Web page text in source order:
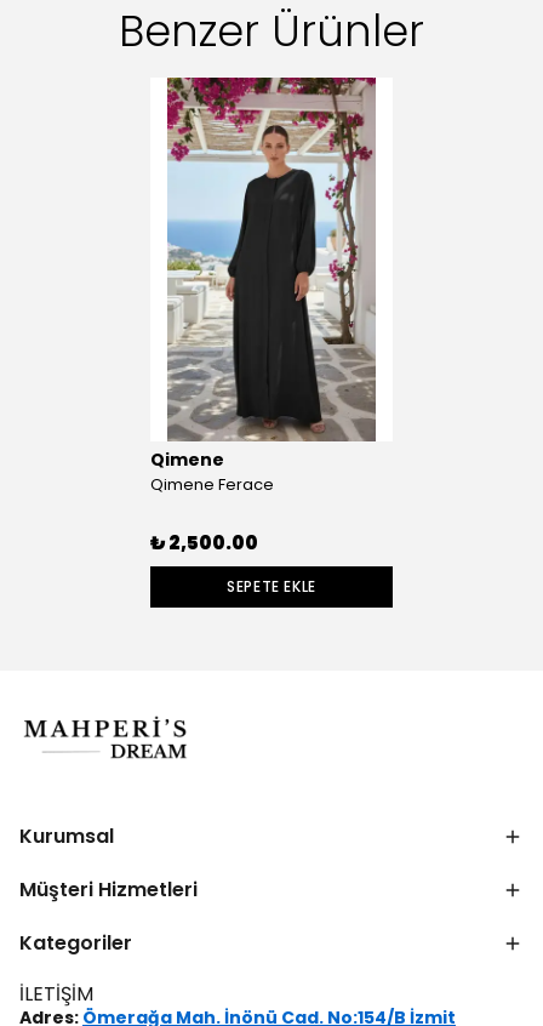
Benzer Ürünler
Qimene
Qimene Ferace
₺ 2,500.00
SEPETE EKLE
Kurumsal
Müşteri Hizmetleri
Kategoriler
İLETİŞİM
Adres: Ömerağa Mah. İnönü Cad. No:154/B İzmit